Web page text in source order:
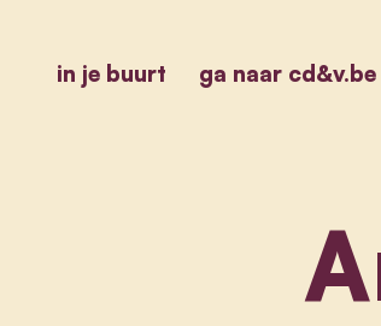
in je buurt ga naar cd&v.be